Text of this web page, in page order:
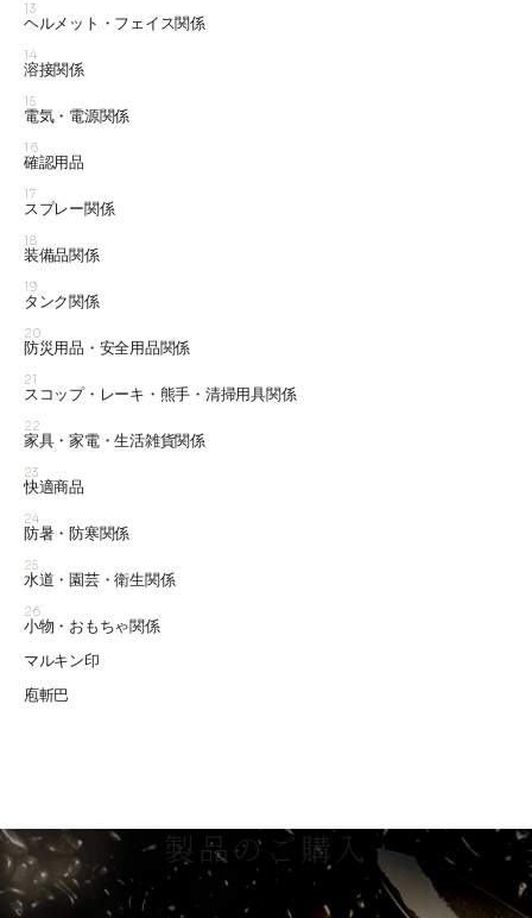
13
ヘルメット・フェイス関係
14
溶接関係
15
電気・電源関係
16
確認用品
17
スプレー関係
18
装備品関係
19
タンク関係
20
防災用品・安全用品関係
21
スコップ・レーキ・熊手・清掃用具関係
22
家具・家電・生活雑貨関係
23
快適商品
24
防暑・防寒関係
25
水道・園芸・衛生関係
26
小物・おもちゃ関係
マルキン印
庖斬巴
製品のご購入